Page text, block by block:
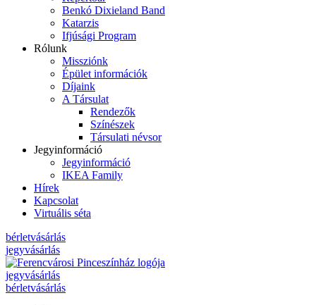
Benkó Dixieland Band
Katarzis
Ifjúsági Program
Rólunk
Missziónk
Épület információk
Díjaink
A Társulat
Rendezők
Színészek
Társulati névsor
Jegyinformáció
Jegyinformáció
IKEA Family
Hírek
Kapcsolat
Virtuális séta
bérletvásárlás
jegyvásárlás
jegyvásárlás
bérletvásárlás